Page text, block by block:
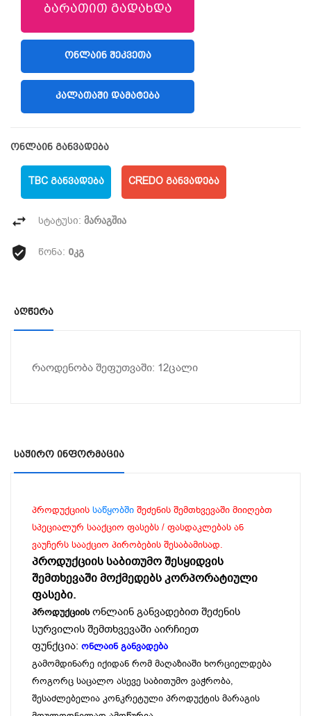
ბარათით გადახდა
(LIBERTY)
ᲝᲜᲚᲐᲘᲜ ᲨᲔᲙᲕᲔᲗᲐ
ᲙᲐᲚᲐᲗᲐᲨᲘ ᲓᲐᲛᲐᲢᲔᲑᲐ
ონლაინ განვადება
TBC ᲒᲐᲜᲕᲐᲓᲔᲑᲐ CREDO ᲒᲐᲜᲕᲐᲓᲔᲑᲐ
სტატუსი: მარაგშია
წონა: 0კგ
Აღწერა
რაოდენობა შეფუთვაში: 12ცალი
Საჭირო Ინფორმაცია
პროდუქციის საწყობში შეძენის შემთხვევაში მიიღებთ
სპეციალურ სააქციო ფასებს / ფასდაკლებას ან
ვაუჩერს სააქციო პირობების შესაბამისად.
პროდუქციის საბითუმო შესყიდვის
შემთხევაში მოქმედებს კორპორატიული
ფასები.
პროდუქციის ონლაინ განვადებით შეძენის
სურვილის შემთხვევაში აირჩიეთ
ფუნქცია: ონლაინ განვადება
გამომდინარე იქიდან რომ მაღაზიაში ხორციელდება
როგორც საცალო ასევე საბითუმო ვაჭრობა,
შესაძლებელია კონკრეტული პროდუქტის მარაგის